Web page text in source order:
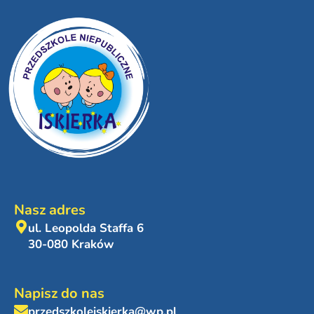
Nasz adres
ul. Leopolda Staffa 6
30-080 Kraków
Napisz do nas